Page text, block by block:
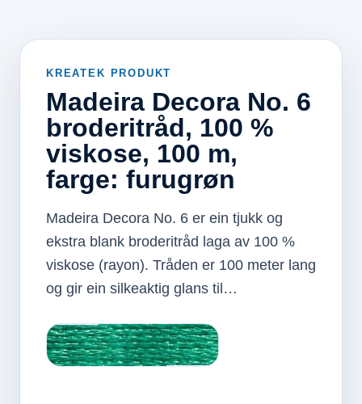
KREATEK PRODUKT
Madeira Decora No. 6
broderitråd, 100 %
viskose, 100 m,
farge: furugrøn
Madeira Decora No. 6 er ein tjukk og
ekstra blank broderitråd laga av 100 %
viskose (rayon). Tråden er 100 meter lang
og gir ein silkeaktig glans til…